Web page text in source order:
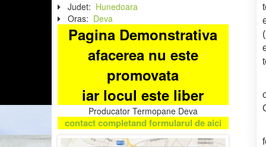
Judet: Hunedoara
Oras: Deva
Pagina Demonstrativa
afacerea nu este
promovata
iar locul este liber
Producator Termopane Deva
contact completand formularul de aici